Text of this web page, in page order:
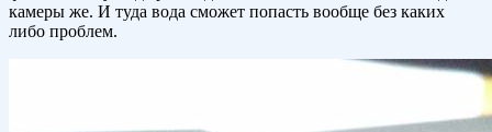
камеры же. И туда вода сможет попасть вообще без каких
либо проблем.